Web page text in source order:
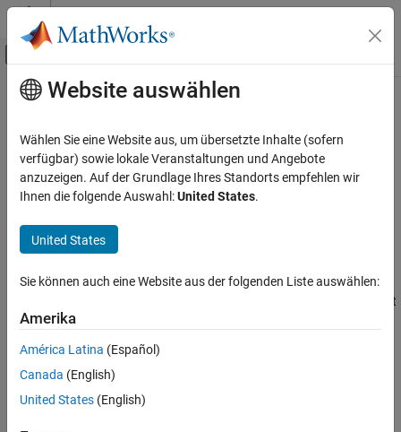
Weiter zum Inhalt
Umschaltung für Off-Canvas-
Startseite der Dokumentation
Simulink Test
Test Authoring
Assessments, Criteria, and Verification
Description
Examples
Tips
Version History
See Also
Hauptinhalt
t
Elapsed time of simulation
expand all in page
t(timeunits)
. If you omit
timeunits
Valid time units are:
Website auswählen
Wählen Sie eine Website aus, um übersetzte Inhalte (sofern
verfügbar) sowie lokale Veranstaltungen und Angebote
anzuzeigen. Auf der Grundlage Ihres Standorts empfehlen wir
Ihnen die folgende Auswahl:United States.
United States
Sie können auch eine Website aus der folgenden Liste auswählen:
Amerika
América Latina (Español)
Canada (English)
United States (English)